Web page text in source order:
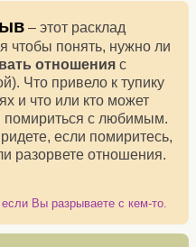
– этот расклад
чтобы понять, нужно ли
отношения с
Что привело к тупику
и что или кто может
помириться с любимым.
если помиритесь,
разорвете отношения.
Вы разрываете с кем-то.